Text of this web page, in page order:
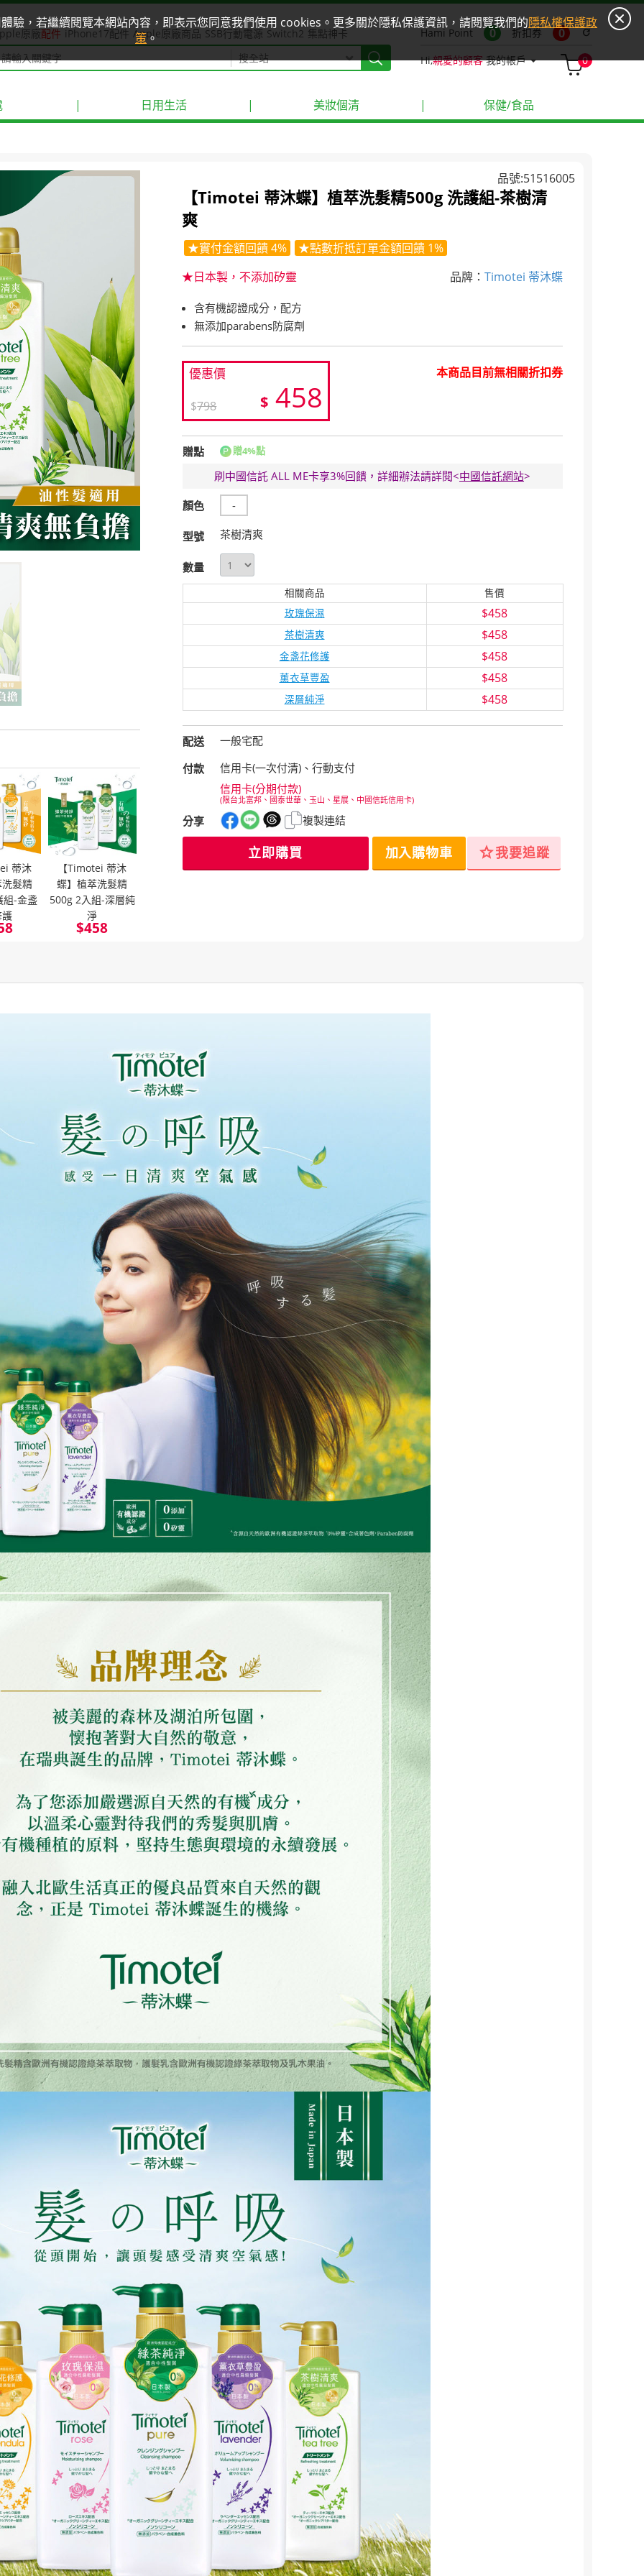
驗，若繼續閱覽本網站內容，即表示您同意我們使用 cookies。更多關於隱私保護資訊，請閱覽我們的隱私權保護政
策。
原廠配件 iPhone17配件 Apple原廠商品 SSB行動電源 Switch2 集點神卡 Hami Point 0 折扣券 0 refresh
Hi,親愛的顧客 我的帳戶 0
| 日用生活 | 美妝個清 | 保健/食品
品號:51516005
蒂沐
髮精
組-金盞
【Timotei 蒂沐
蝶】植萃洗髮精
500g 2入組-深層純
淨
$458
【Timotei 蒂沐蝶】植萃洗髮精500g 洗護組-茶樹清
爽
★實付金額回饋 4%
★點數折抵訂單金額回饋 1%
★日本製，不添加矽靈
品牌： Timotei 蒂沐蝶
含有機認證成分，配方
無添加parabens防腐劑
優惠價
$458
$798
本商品目前無相關折扣券
贈點 贈4%點
刷中國信託 ALL ME卡享3%回饋，詳細辦法請詳閱<中國信託網站>
顏色 -
型號 茶樹清爽
數量
相關商品
售價
玫瑰保濕
$458
茶樹清爽 $458
金盞花修護 $458
薰衣草豐盈 $458
深層純淨 $458
配送
一般宅配
付款
信用卡(一次付清)、行動支付
信用卡(分期付款)
(限台北富邦、國泰世華、玉山、星展、中國信託信用卡)
分享 複製連結
立即購買 加入購物車 star我要追蹤